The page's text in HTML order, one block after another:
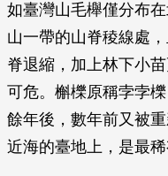
如臺灣山毛櫸僅分布
山一帶的山脊稜線處
脊退縮，加上林下小
可危。槲櫟原稱孛孛
餘年後，數年前又被
近海的臺地上，是最